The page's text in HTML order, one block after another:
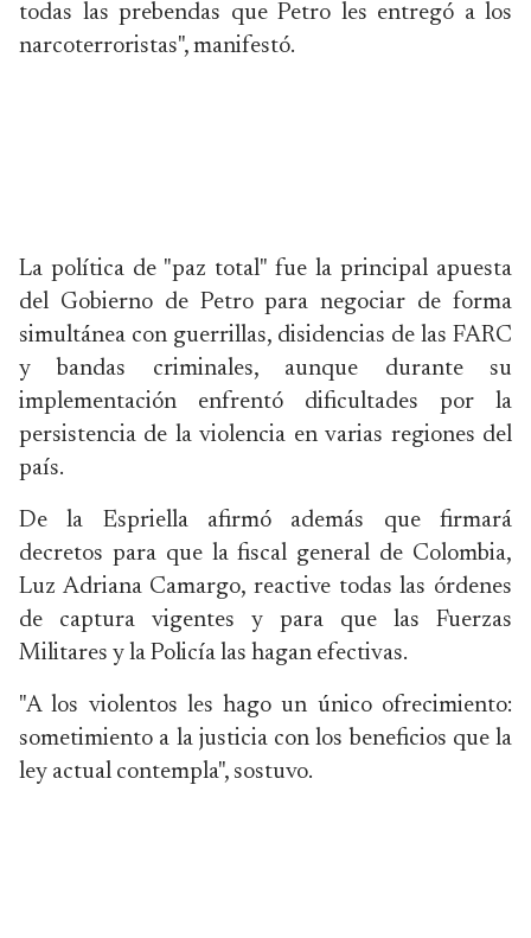
todas las prebendas que Petro les entregó a los
narcoterroristas", manifestó.
La política de "paz total" fue la principal apuesta
del Gobierno de Petro para negociar de forma
simultánea con guerrillas, disidencias de las FARC
y bandas criminales, aunque durante su
implementación enfrentó dificultades por la
persistencia de la violencia en varias regiones del
país.
De la Espriella afirmó además que firmará
decretos para que la fiscal general de Colombia,
Luz Adriana Camargo, reactive todas las órdenes
de captura vigentes y para que las Fuerzas
Militares y la Policía las hagan efectivas.
"A los violentos les hago un único ofrecimiento:
sometimiento a la justicia con los beneficios que la
ley actual contempla", sostuvo.